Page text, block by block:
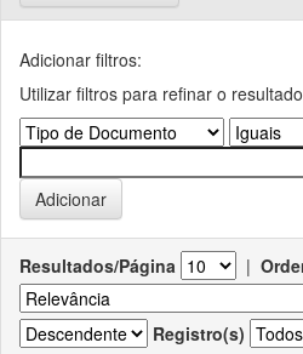
Adicionar filtros:
Utilizar filtros para refinar o
Resultados/Página |
Registro(s)